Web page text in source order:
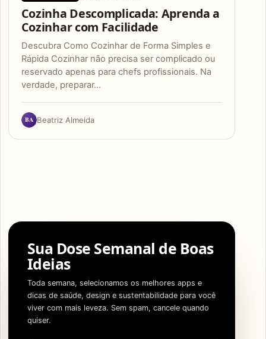
Cozinha Descomplicada: Aprenda a
Cozinhar com Facilidade
Descubra Como Cozinhar de Forma Simples e
Rápida Cozinhar não precisa ser complicado ou
reservado apenas para chefs profissionais. Na
verdade, preparar…
BA Beatriz Almeida
Sua Dose Semanal de Boas
Ideias
Toda semana, selecionamos os melhores apps e
dicas de saúde, design e sustentabilidade para você
viver com mais leveza. Sem spam, cancele quando
quiser.